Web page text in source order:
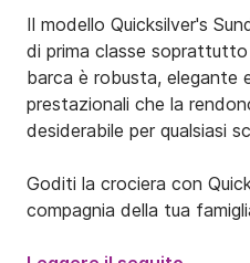
Il modello Quicksilver's
di prima classe
barca è robusta, elegante
prestazionali che la
desiderabile per qualsiasi
Goditi la crociera con
compagnia della tua